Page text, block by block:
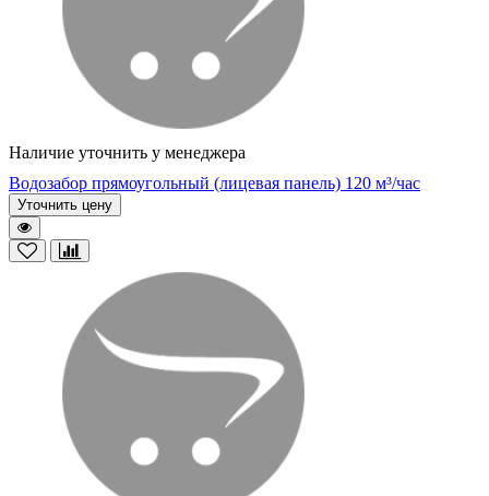
Наличие уточнить у менеджера
Водозабор прямоугольный (лицевая панель) 120 м³/час
Уточнить цену